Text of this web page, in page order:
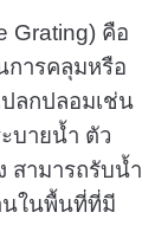
Grating) คือ
การคลุมหรือ
ลกปลอมเช่น
บายน้ำ ตัว
สามารถรับน้ำ
นในพื้นที่ที่มี